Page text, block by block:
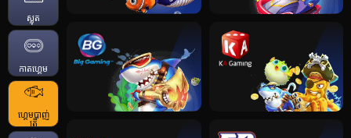
ស្លុត
កាតហ្គេម
ហ្គេមបាញ់
ត្រី